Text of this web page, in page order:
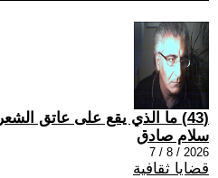
(43) ما الذي يقع على عاتق الشعراء
سلام صادق
2026 / 8 / 7
قضايا ثقافية